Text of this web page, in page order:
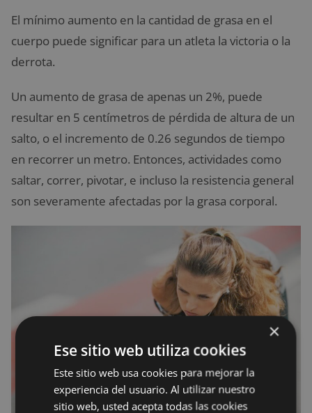
El mínimo aumento en la cantidad de grasa en el
cuerpo puede significar para un atleta la victoria o la
derrota.
Un aumento de grasa de apenas un 2%, puede
resultar en 5 centímetros de pérdida de altura de un
salto, o el incremento de 0.26 segundos de tiempo
en recorrer un metro. Entonces, actividades como
saltar, correr, pivotar, e incluso la resistencia general
son severamente afectadas por la grasa corporal.
×
Ese sitio web utiliza cookies
Este sitio web usa cookies para mejorar la
experiencia del usuario. Al utilizar nuestro
sitio web, usted acepta todas las cookies